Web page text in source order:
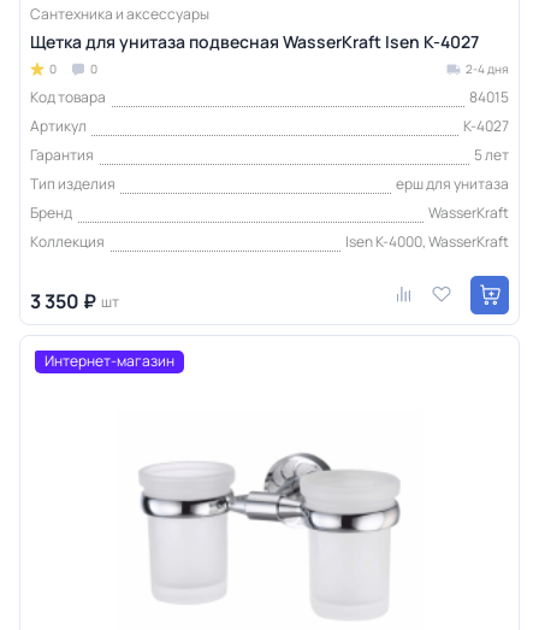
Сантехника и аксессуары
Щетка для унитаза подвесная WasserKraft Isen K-4027
0 0 2-4 дня
Код товара
84015
Артикул
K-4027
Гарантия
5 лет
Тип изделия
ерш для унитаза
Бренд
WasserKraft
Коллекция
Isen K-4000, WasserKraft
3 350 ₽ шт
Интернет-магазин